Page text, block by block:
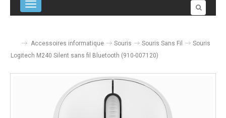
Navigation bascule
Accessoires informatique Souris Souris Sans Fil
Souris
Logitech M240 Silent sans fil Bluetooth (910-007120)